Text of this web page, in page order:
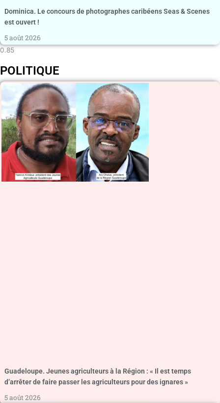
Dominica. Le concours de photographes caribéens Seas & Scenes
est ouvert !
5 août 2026
POLITIQUE
Guadeloupe. Jeunes agriculteurs à la Région : « Il est temps
d’arrêter de faire passer les agriculteurs pour des ignares »
5 août 2026